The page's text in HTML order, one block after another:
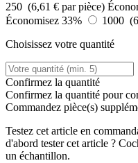
250 (6,61 € par pièce)
Économisez 33%
1000
Choisissez votre quantité
Confirmez la quantité
Confirmez la quantité pour
Commandez pièce(s)
Testez cet article en
d'abord tester cet article ?
un échantillon.